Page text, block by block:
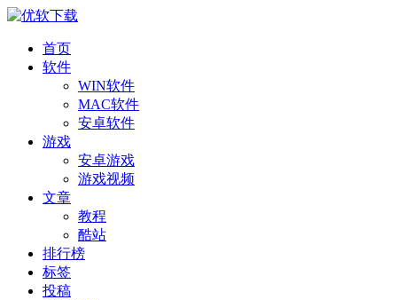
首页
软件
WIN软件
MAC软件
安卓软件
游戏
安卓游戏
游戏视频
文章
教程
酷站
排行榜
标签
投稿